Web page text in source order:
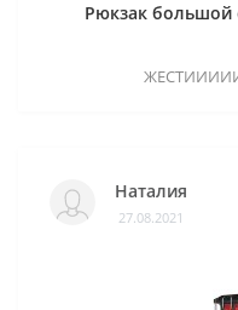
Рюкзак большой
Наталия
27.08.2021